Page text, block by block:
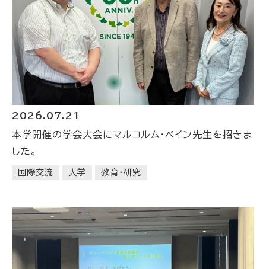
2026.07.21
本学開催の学会大会にマルコルム・ペイン先生を招きま
した。
国際交流 大学 教育・研究